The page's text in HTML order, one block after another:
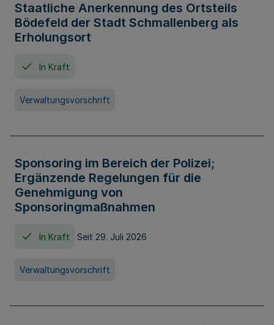
Staatliche Anerkennung des Ortsteils
Bödefeld der Stadt Schmallenberg als
Erholungsort
In Kraft
Verwaltungsvorschrift
Sponsoring im Bereich der Polizei;
Ergänzende Regelungen für die
Genehmigung von
Sponsoringmaßnahmen
In Kraft Seit 29. Juli 2026
Verwaltungsvorschrift